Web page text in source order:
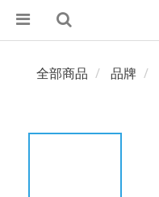
全部商品 品牌